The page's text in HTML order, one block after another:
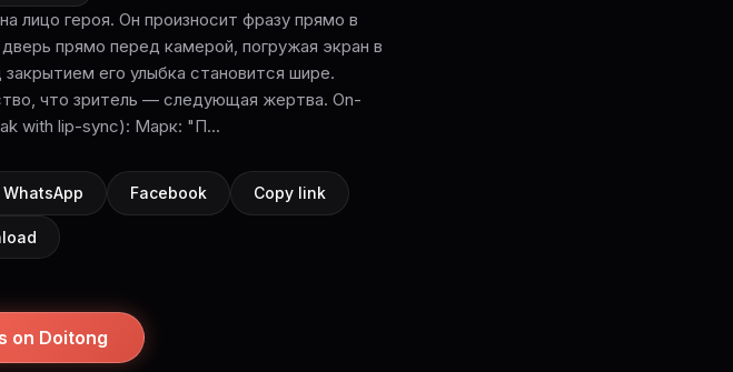
лицо героя. Он произносит фразу прямо в
прямо перед камерой, погружая экран в
его улыбка становится шире.
что зритель — следующая жертва. On-
with lip-sync): Марк: "П...
WhatsApp Facebook Copy link
on Doitong